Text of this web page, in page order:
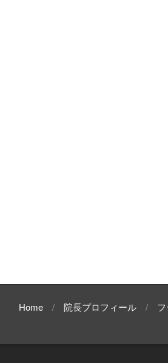
Home 院長プロフィール